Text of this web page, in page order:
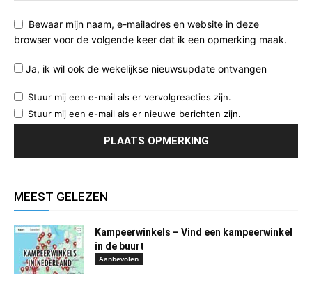
Bewaar mijn naam, e-mailadres en website in deze
browser voor de volgende keer dat ik een opmerking maak.
Ja, ik wil ook de wekelijkse nieuwsupdate ontvangen
Stuur mij een e-mail als er vervolgreacties zijn.
Stuur mij een e-mail als er nieuwe berichten zijn.
MEEST GELEZEN
Kampeerwinkels – Vind een kampeerwinkel
in de buurt
Aanbevolen